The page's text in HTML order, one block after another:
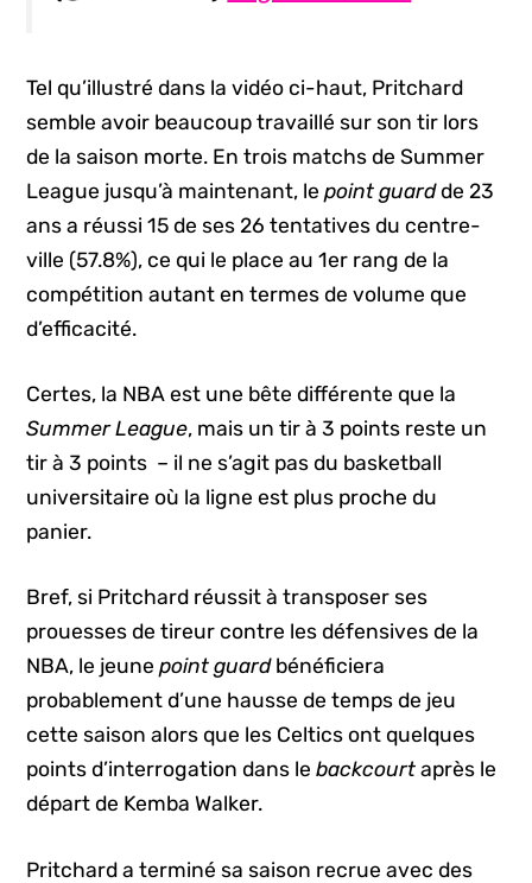
Tel qu’illustré dans la vidéo ci-haut, Pritchard
semble avoir beaucoup travaillé sur son tir lors
de la saison morte. En trois matchs de Summer
League jusqu’à maintenant, lepoint guardde 23
ans a réussi 15 de ses 26 tentatives du centre-
ville (57.8%), ce qui le place au 1er rang de la
compétition autant en termes de volume que
d’efficacité.
Certes, la NBA est une bête différente que la
Summer League, mais un tir à 3 points reste un
tir à 3 points – il ne s’agit pas du basketball
universitaire où la ligne est plus proche du
panier.
Bref, si Pritchard réussit à transposer ses
prouesses de tireur contre les défensives de la
NBA, le jeunepoint guard bénéficiera
probablement d’une hausse de temps de jeu
cette saison alors que les Celtics ont quelques
points d’interrogation dans lebackcourtaprès le
départ de Kemba Walker.
Pritchard a terminé sa saison recrue avec des